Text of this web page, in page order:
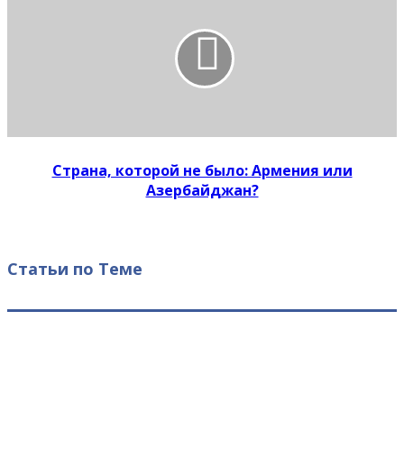
Страна, которой не было: Армения или
Азербайджан?
Статьи по Теме